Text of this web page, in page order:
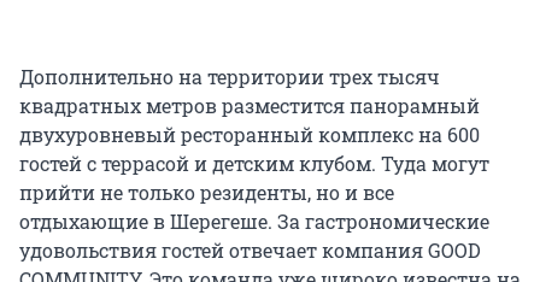
Дополнительно на территории трех тысяч
квадратных метров разместится панорамный
двухуровневый ресторанный комплекс на 600
гостей с террасой и детским клубом. Туда могут
прийти не только резиденты, но и все
отдыхающие в Шерегеше. За гастрономические
удовольствия гостей отвечает компания GOOD